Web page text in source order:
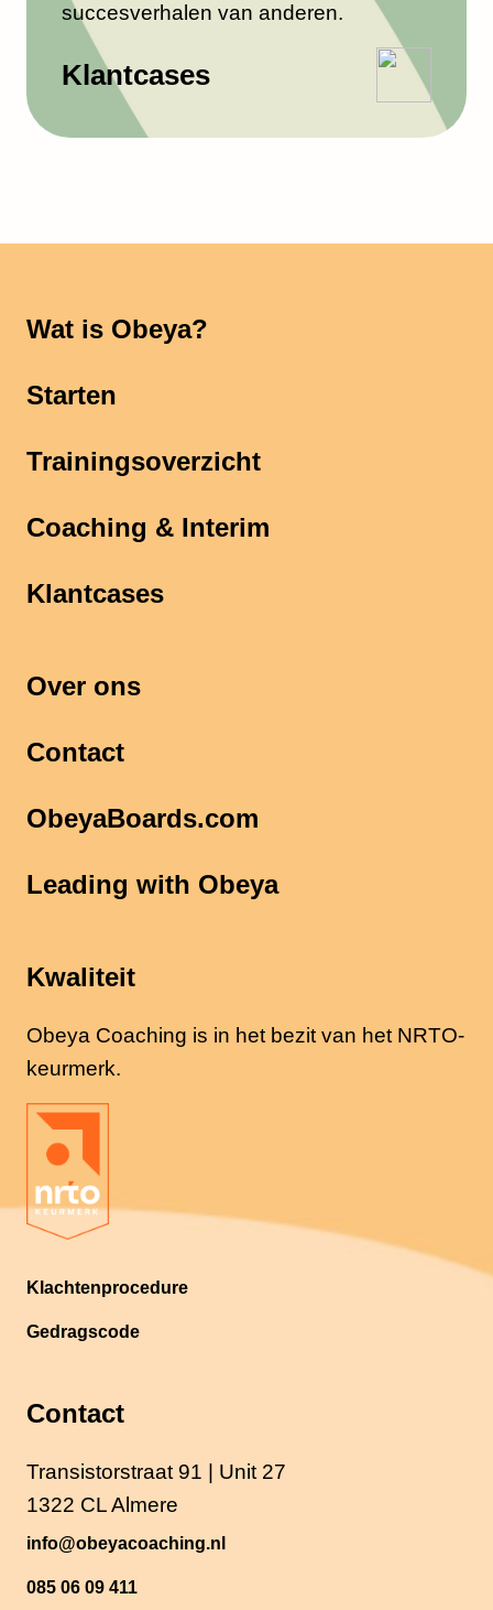
succesverhalen van anderen.
Klantcases
Wat is Obeya?
Starten
Trainingsoverzicht
Coaching & Interim
Klantcases
Over ons
Contact
ObeyaBoards.com
Leading with Obeya
Kwaliteit
Obeya Coaching is in het bezit van het NRTO-
keurmerk.
Klachtenprocedure
Gedragscode
Contact
Transistorstraat 91 | Unit 27
1322 CL Almere
info@obeyacoaching.nl
085 06 09 411